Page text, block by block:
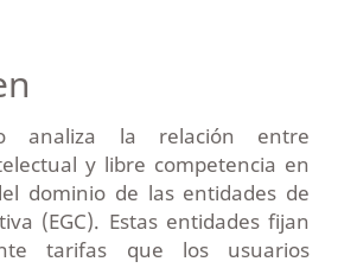
analiza la relación entre
y libre competencia en
dominio de las entidades de
(EGC). Estas entidades fijan
tarifas que los usuarios